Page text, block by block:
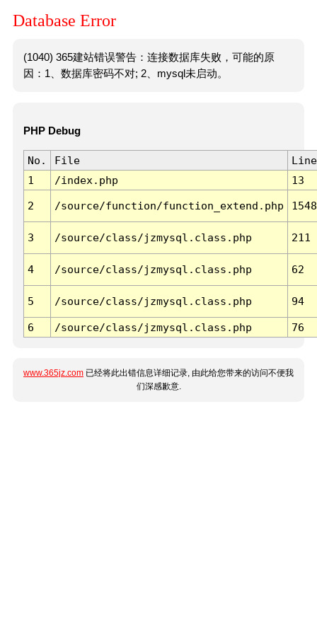
Database Error
(1040) 365建站错误警告：连接数据库失败，可能的原
因：1、数据库密码不对; 2、mysql未启动。
PHP Debug
No. File
Line
1
/index.php 13
2 /source/function/function_extend.php 1548
3 /source/class/jzmysql.class.php 211
4 /source/class/jzmysql.class.php 62
5 /source/class/jzmysql.class.php 94
6 /source/class/jzmysql.class.php 76
www.365jz.com 已经将此出错信息详细记录, 由此给您带来的访问不便我
们深感歉意.